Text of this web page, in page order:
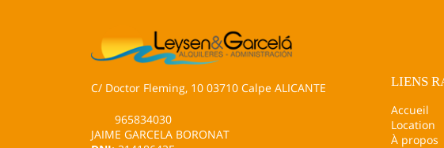
C/ Doctor Fleming, 10 03710 Calpe ALICANTE
965834030
JAIME GARCELA BORONAT
LIENS
Accueil
Location
À propos